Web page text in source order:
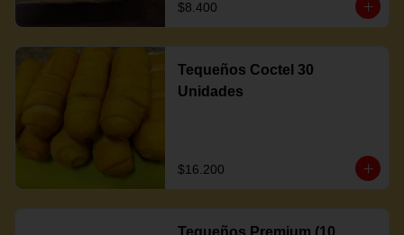
$8.400
Tequeños Coctel 30
Unidades
$16.200
Tequeños Premium (10